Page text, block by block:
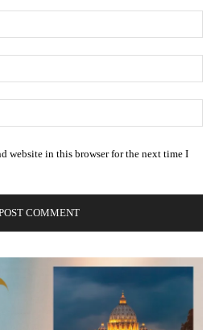
website in this browser for the next time I